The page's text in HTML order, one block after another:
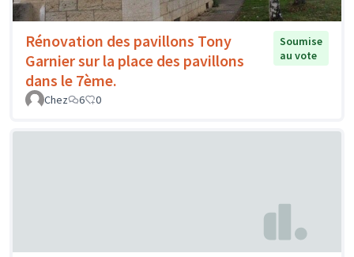
Rénovation des pavillons Tony
Garnier sur la place des pavillons
dans le 7ème.
Soumise
au vote
Chez 6 0